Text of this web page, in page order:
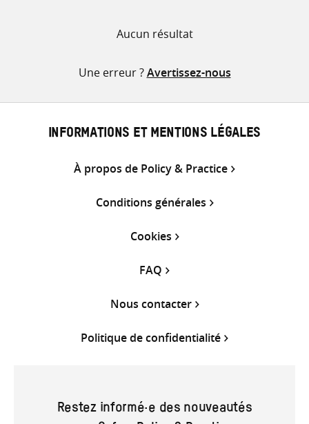
Aucun résultat
Une erreur ?Avertissez-nous
INFORMATIONS ET MENTIONS LÉGALES
À propos de Policy & Practice
Conditions générales
Cookies
FAQ
Nous contacter
Politique de confidentialité
Restez informé·e des nouveautés